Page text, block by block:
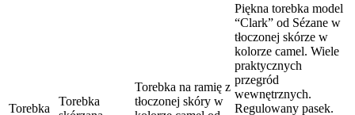
Torebka
Torebka
Torebka na ramię z
tłoczonej skóry w
Piękna torebka model
“Clark” od Sézane w
tłoczonej skórze w
kolorze camel. Wiele
praktycznych
przegród
wewnętrznych.
Regulowany pasek.